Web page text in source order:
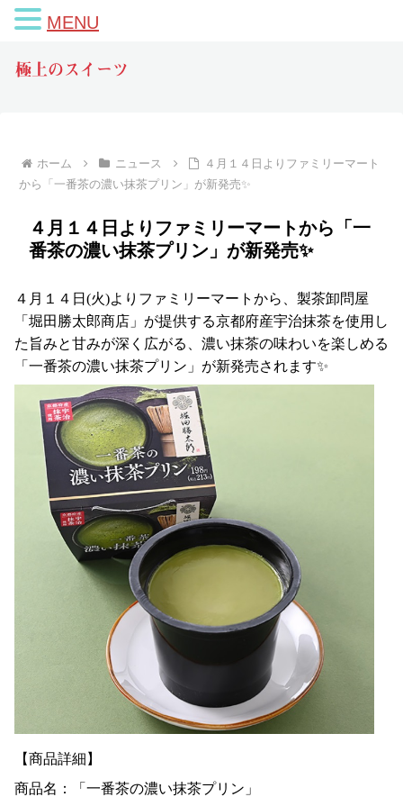
極上のスイーツ
ホーム ニュース
４月１４日よりファミリーマート
から「一番茶の濃い抹茶プリン」が新発売✨
４月１４日よりファミリーマートから「一
番茶の濃い抹茶プリン」が新発売✨
４月１４日(火)よりファミリーマートから、製茶卸問屋
「堀田勝太郎商店」が提供する京都府産宇治抹茶を使用し
た旨みと甘みが深く広がる、濃い抹茶の味わいを楽しめる
「一番茶の濃い抹茶プリン」が新発売されます✨
【商品詳細】
商品名：「一番茶の濃い抹茶プリン」
MENU